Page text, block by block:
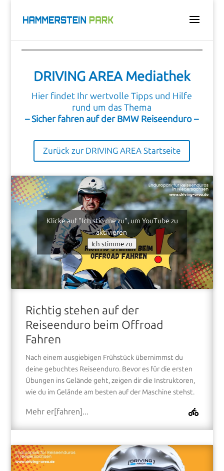
DRIVING AREA Mediathek
Hier findet Ihr wertvolle Tipps und Hilfe
rund um das Thema
– Sicher fahren auf der BMW Reiseenduro –
Zurück zur DRIVING AREA Startseite
Klicke auf "Ich stimme zu", um YouTube zu
aktivieren
Ich stimme zu
Richtig stehen auf der
Reiseenduro beim Offroad
Fahren
Nach einem ausgiebigen Frühstück übernimmst du
deine gebuchtes Reiseenduro. Bevor es für die ersten
Übungen ins Gelände geht, zeigen dir die Instruktoren,
wie du im Gelände am besten auf der Maschine stehst.
Mehr er[fahren]...